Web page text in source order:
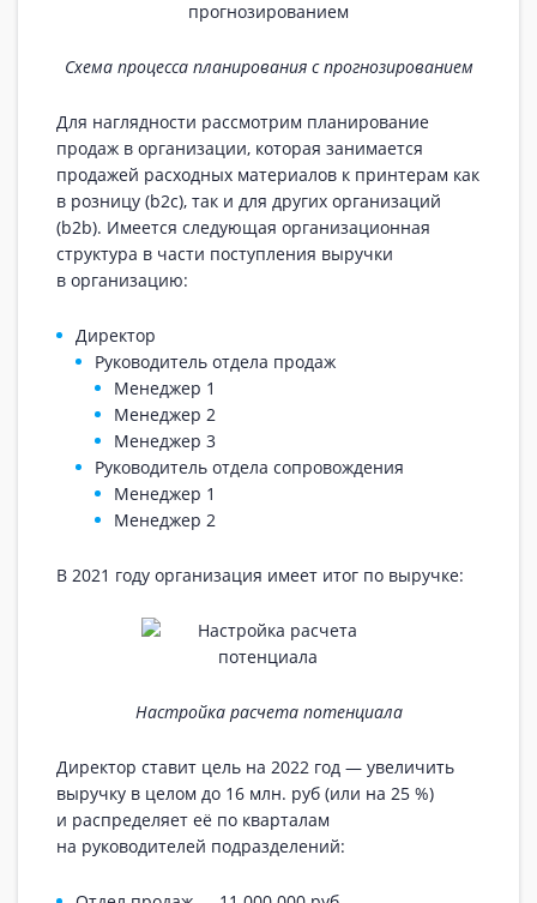
Схема процесса планирования с прогнозированием
Для наглядности рассмотрим планирование
продаж в организации, которая занимается
продажей расходных материалов к принтерам как
в розницу (b2c), так и для других организаций
(b2b). Имеется следующая организационная
структура в части поступления выручки
в организацию:
Директор
Руководитель отдела продаж
Менеджер 1
Менеджер 2
Менеджер 3
Руководитель отдела сопровождения
Менеджер 1
Менеджер 2
В 2021 году организация имеет итог по выручке:
Настройка расчета потенциала
Директор ставит цель на 2022 год — увеличить
выручку в целом до 16 млн. руб (или на 25 %)
и распределяет её по кварталам
на руководителей подразделений: